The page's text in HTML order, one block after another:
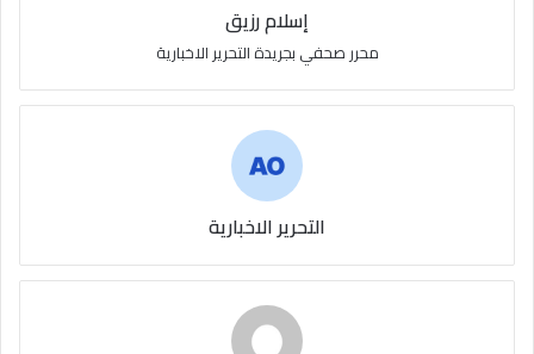
إسلام رزيق
محرر صحفي بجريدة التحرير الاخبارية
التحرير الاخبارية